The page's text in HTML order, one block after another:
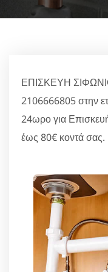
ΕΠΙΣΚΕΥΗ
2106666805 στην
24ωρο για
έως 80€ κοντά σας.